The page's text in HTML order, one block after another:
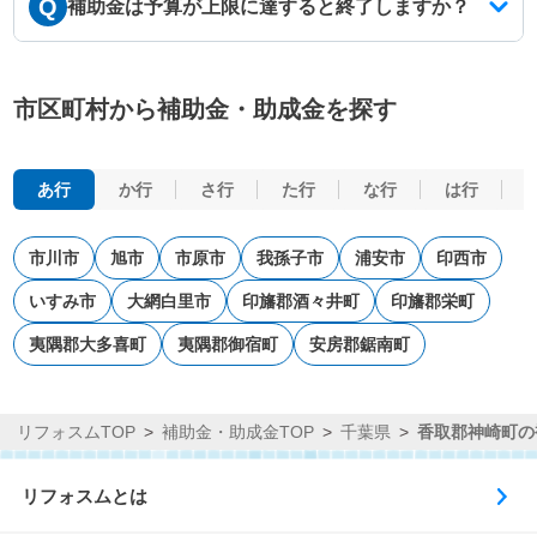
Q 補助金は予算が上限に達すると終了しますか？
市区町村から補助金・助成金を探す
あ行 か行 さ行 た行 な行 は行
市川市 旭市 市原市 我孫子市 浦安市 印西市
いすみ市 大網白里市 印旛郡酒々井町 印旛郡栄町
夷隅郡大多喜町 夷隅郡御宿町 安房郡鋸南町
リフォスムTOP 補助金・助成金TOP 千葉県 香取郡神崎町
リフォスムとは